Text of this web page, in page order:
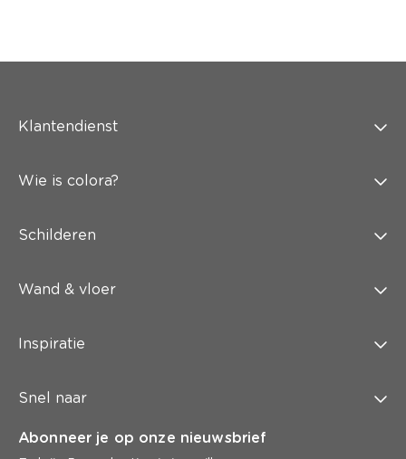
Klantendienst
Wie is colora?
Schilderen
Wand & vloer
Inspiratie
Snel naar
Abonneer je op onze nieuwsbrief